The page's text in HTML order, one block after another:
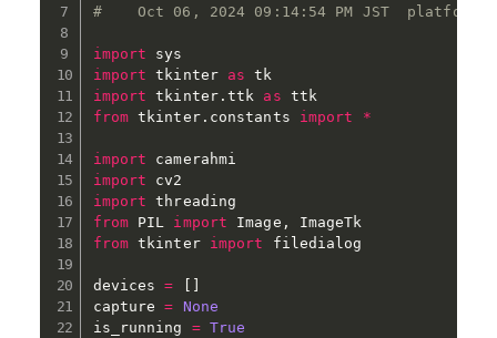
#    Oct 06, 2024 09:14:54 PM JST  platform:
import
import tkinter as
import tkinter.ttk as
from tkinter. constants import *
import
import
import
from PIL import Image ,
from tkinter import filedialog
devices =
capture = None
is_running = True